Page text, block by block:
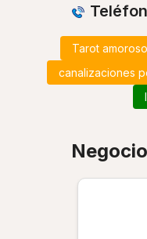
Tarot amoroso
canalizaciones